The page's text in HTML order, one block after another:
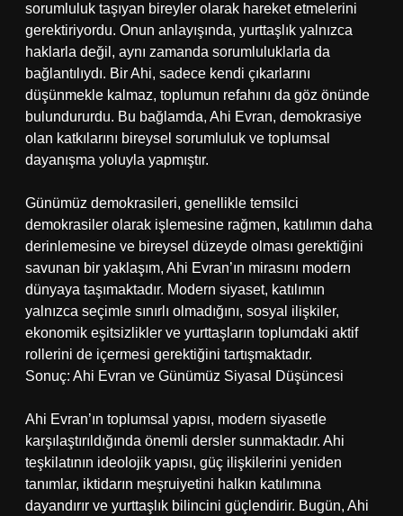
sorumluluk taşıyan bireyler olarak hareket etmelerini
gerektiriyordu. Onun anlayışında, yurttaşlık yalnızca
haklarla değil, aynı zamanda sorumluluklarla da
bağlantılıydı. Bir Ahi, sadece kendi çıkarlarını
düşünmekle kalmaz, toplumun refahını da göz önünde
bulundururdu. Bu bağlamda, Ahi Evran, demokrasiye
olan katkılarını bireysel sorumluluk ve toplumsal
dayanışma yoluyla yapmıştır.
Günümüz demokrasileri, genellikle temsilci
demokrasiler olarak işlemesine rağmen, katılımın daha
derinlemesine ve bireysel düzeyde olması gerektiğini
savunan bir yaklaşım, Ahi Evran’ın mirasını modern
dünyaya taşımaktadır. Modern siyaset, katılımın
yalnızca seçimle sınırlı olmadığını, sosyal ilişkiler,
ekonomik eşitsizlikler ve yurttaşların toplumdaki aktif
rollerini de içermesi gerektiğini tartışmaktadır.
Sonuç: Ahi Evran ve Günümüz Siyasal Düşüncesi
Ahi Evran’ın toplumsal yapısı, modern siyasetle
karşılaştırıldığında önemli dersler sunmaktadır. Ahi
teşkilatının ideolojik yapısı, güç ilişkilerini yeniden
tanımlar, iktidarın meşruiyetini halkın katılımına
dayandırır ve yurttaşlık bilincini güçlendirir. Bugün, Ahi